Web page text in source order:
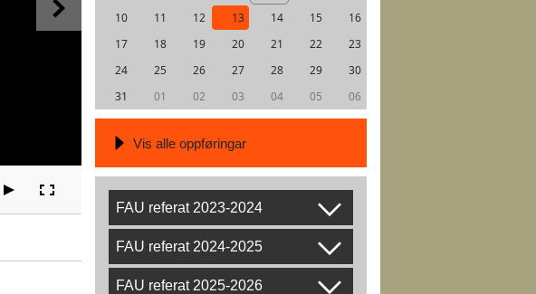
10
11 12 13 14 15
16
17
18 19 20 21 22
23
24
25 26 27 28 29
30
31
01 02 03 04 05 06
Vis alle oppføringar
FAU referat 2023-2024
FAU referat 2024-2025
FAU referat 2025-2026